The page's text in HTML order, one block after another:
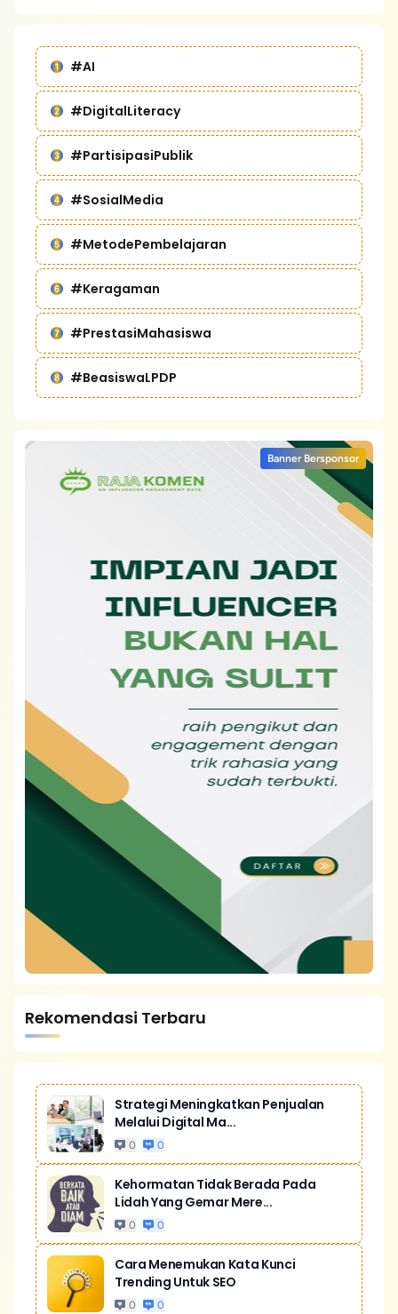
#AI
#DigitalLiteracy
#PartisipasiPublik
#SosialMedia
#MetodePembelajaran
#Keragaman
#PrestasiMahasiswa
#BeasiswaLPDP
Banner Bersponsor
Rekomendasi Terbaru
Strategi Meningkatkan Penjualan
Melalui Digital Ma...
0 0
Kehormatan Tidak Berada Pada
Lidah Yang Gemar Mere...
0 0
Cara Menemukan Kata Kunci
Trending Untuk SEO
0 0